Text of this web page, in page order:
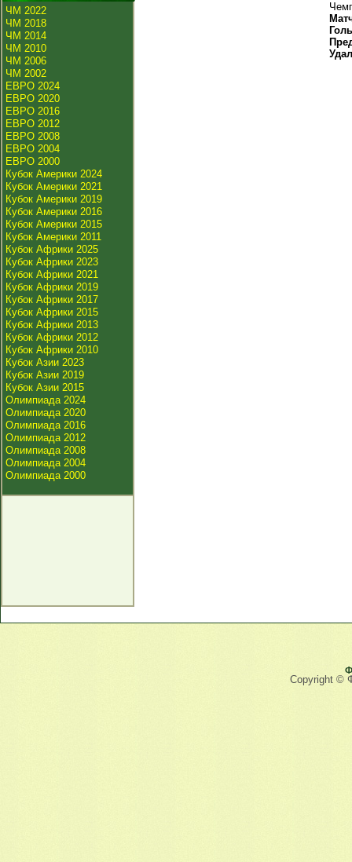
ЧМ 2022
ЧМ 2018
ЧМ 2014
ЧМ 2010
ЧМ 2006
ЧМ 2002
ЕВРО 2024
ЕВРО 2020
ЕВРО 2016
ЕВРО 2012
ЕВРО 2008
ЕВРО 2004
ЕВРО 2000
Кубок Америки 2024
Кубок Америки 2021
Кубок Америки 2019
Кубок Америки 2016
Кубок Америки 2015
Кубок Америки 2011
Кубок Африки 2025
Кубок Африки 2023
Кубок Африки 2021
Кубок Африки 2019
Кубок Африки 2017
Кубок Африки 2015
Кубок Африки 2013
Кубок Африки 2012
Кубок Африки 2010
Кубок Азии 2023
Кубок Азии 2019
Кубок Азии 2015
Олимпиада 2024
Олимпиада 2020
Олимпиада 2016
Олимпиада 2012
Олимпиада 2008
Олимпиада 2004
Олимпиада 2000
Copyright ©